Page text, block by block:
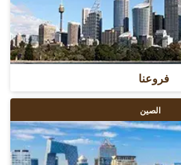
فروعنا
الصين